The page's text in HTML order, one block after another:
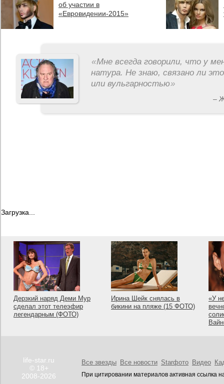
об участии в
«Евровидении-2015»
«Мне всегда говорили, что у
натура. Не знаю, связано ли
или вульгарностью»
–
Загрузка...
Дерзкий наряд Деми Мур
сделал этот телеэфир
легендарным (ФОТО)
Ирина Шейк снялась в
бикини на пляже (15 ФОТО)
«У
life-star.ru
© 18+
2008-2026
Все звезды Все новости Starфото Видео
При цитировании материалов активная ссылка